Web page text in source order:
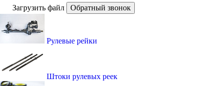
Загрузить файл
Обратный звонок
Рулевые рейки
Штоки рулевых реек